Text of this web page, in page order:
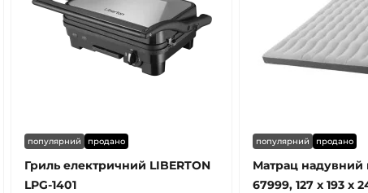
популярний продано
Гриль електричний LIBERTON
LPG-1401
популярний продано
Матрац
67999, 127 х 193 х